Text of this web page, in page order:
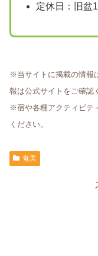
定休日：旧盆
※当サイトに掲載の情報
報は公式サイトをご確認
※宿や各種アクティビテ
ください。
奄美